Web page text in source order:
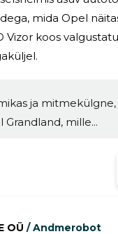
mida Opel
koos
ja
mille...
OÜ / Andmerobot